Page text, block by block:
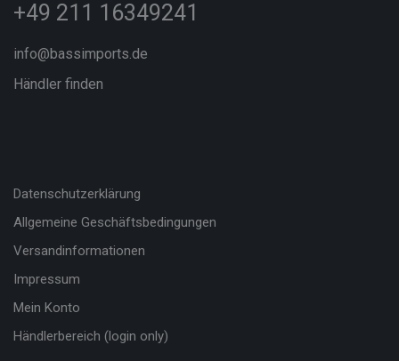
+49 211 16349241
info@bassimports.de
Händler finden
Datenschutzerklärung
Allgemeine Geschäftsbedingungen
Versandinformationen
Impressum
Mein Konto
Händlerbereich (login only)